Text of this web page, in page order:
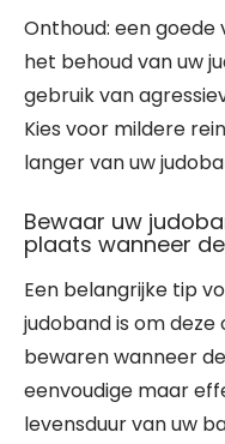
Onthoud: een goede
het behoud van uw
gebruik van
Kies voor mildere
langer van uw
Bewaar uw
plaats wanneer
Een belangrijke tip
judoband is om
bewaren wanneer
eenvoudige maar
levensduur van uw